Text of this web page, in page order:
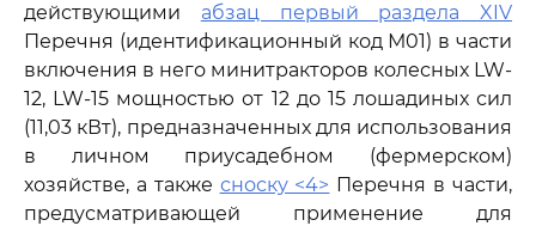
действующими абзац первый раздела XIV
Перечня (идентификационный код М01) в части
включения в него минитракторов колесных LW-
12, LW-15 мощностью от 12 до 15 лошадиных сил
(11,03 кВт), предназначенных для использования
в личном приусадебном (фермерском)
хозяйстве, а также сноску <4> Перечня в части,
предусматривающей применение для